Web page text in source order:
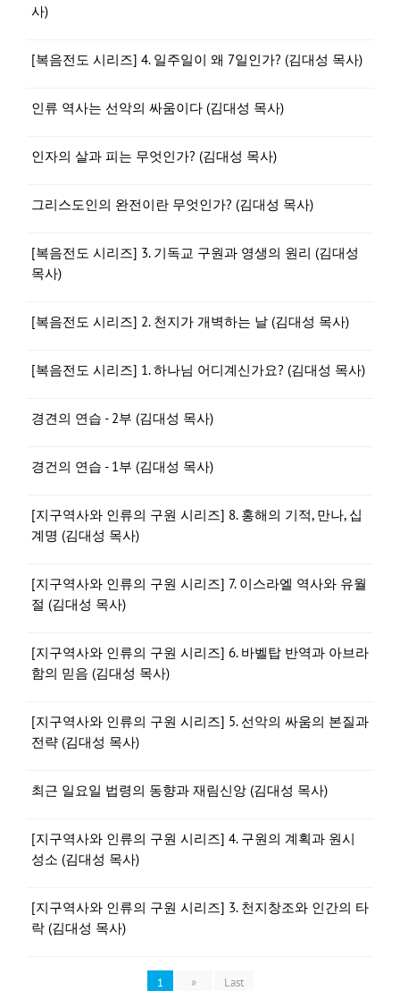
사)
[복음전도 시리즈] 4. 일주일이 왜 7일인가? (김대성 목사)
인류 역사는 선악의 싸움이다 (김대성 목사)
인자의 살과 피는 무엇인가? (김대성 목사)
그리스도인의 완전이란 무엇인가? (김대성 목사)
[복음전도 시리즈] 3. 기독교 구원과 영생의 원리 (김대성
목사)
[복음전도 시리즈] 2. 천지가 개벽하는 날 (김대성 목사)
[복음전도 시리즈] 1. 하나님 어디계신가요? (김대성 목사)
경견의 연습 - 2부 (김대성 목사)
경건의 연습 - 1부 (김대성 목사)
[지구역사와 인류의 구원 시리즈] 8. 홍해의 기적, 만나, 십
계명 (김대성 목사)
[지구역사와 인류의 구원 시리즈] 7. 이스라엘 역사와 유월
절 (김대성 목사)
[지구역사와 인류의 구원 시리즈] 6. 바벨탑 반역과 아브라
함의 믿음 (김대성 목사)
[지구역사와 인류의 구원 시리즈] 5. 선악의 싸움의 본질과
전략 (김대성 목사)
최근 일요일 법령의 동향과 재림신앙 (김대성 목사)
[지구역사와 인류의 구원 시리즈] 4. 구원의 계획과 원시
성소 (김대성 목사)
[지구역사와 인류의 구원 시리즈] 3. 천지창조와 인간의 타
락 (김대성 목사)
1 » Last